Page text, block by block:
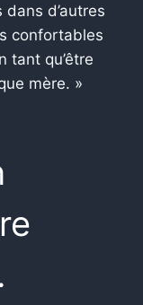
d’autres
confortables
tant qu’être
mère. »